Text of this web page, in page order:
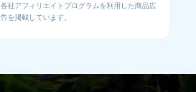
各社アフィリエイトプログラムを利用した商品広
告を掲載しています。